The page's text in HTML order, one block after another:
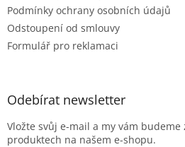
Podmínky ochrany osobních údajů
Odstoupení od smlouvy
Formulář pro reklamaci
Odebírat newsletter
Vložte svůj e-mail a my vám
produktech na našem e-shopu.